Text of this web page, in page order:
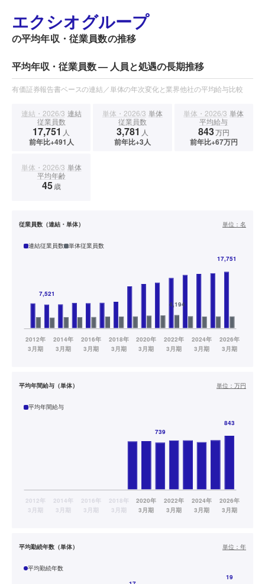
エクシオグループ
の平均年収・従業員数の推移
平均年収・従業員数 — 人員と処遇の長期推移
有価証券報告書ベースの連結／単体の年次変化と業界他社の平均給与比較
連結・2026/3 連結
従業員数
17,751 人
前年比+491人
単体・2026/3 単体
従業員数
3,781 人
前年比+3人
単体・2026/3 単体
平均給与
843万円
前年比+67万円
単体・2026/3 単体
平均年齢
45歳
従業員数（連結・単体） 単位： 名
連結従業員数 単体従業員数
平均年間給与（単体） 単位： 万円
平均年間給与
平均勤続年数（単体） 単位： 年
平均勤続年数